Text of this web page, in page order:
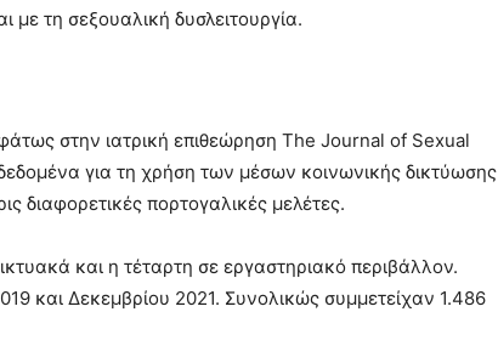
με τη σεξουαλική δυσλειτουργία.
στην ιατρική επιθεώρηση The Journal of Sexual
για τη χρήση των μέσων κοινωνικής δικτύωσης
διαφορετικές πορτογαλικές μελέτες.
και η τέταρτη σε εργαστηριακό περιβάλλον.
και Δεκεμβρίου 2021. Συνολικώς συμμετείχαν 1.486